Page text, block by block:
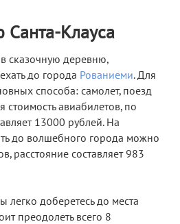
Санта-Клауса
сказочную деревню,
до города Рованиеми. Для
способа: самолет, поезд
стоимость авиабилетов, по
13000 рублей. На
до волшебного города можно
расстояние составляет 983
легко доберетесь до места
преодолеть всего 8